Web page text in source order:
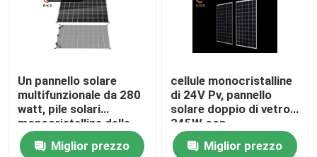
Modulo di PERC PV
doppi moduli di pv di vetro
pannelli solari personalizzati
Un pannello solare
multifunzionale da 280
watt, pile solari
monocristalline delle
cellule 20V 60
Miglior prezzo
cellule monocristalline
di 24V Pv, pannello
solare doppio di vetro
345W con
multifunzionale
Miglior prezzo